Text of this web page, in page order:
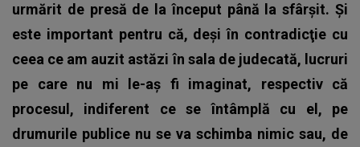
urmărit de presă de la început până la sfârşit. Şi
este important pentru că, deşi în contradicţie cu
ceea ce am auzit astăzi în sala de judecată, lucruri
pe care nu mi le-aş fi imaginat, respectiv că
procesul, indiferent ce se întâmplă cu el, pe
drumurile publice nu se va schimba nimic sau, de